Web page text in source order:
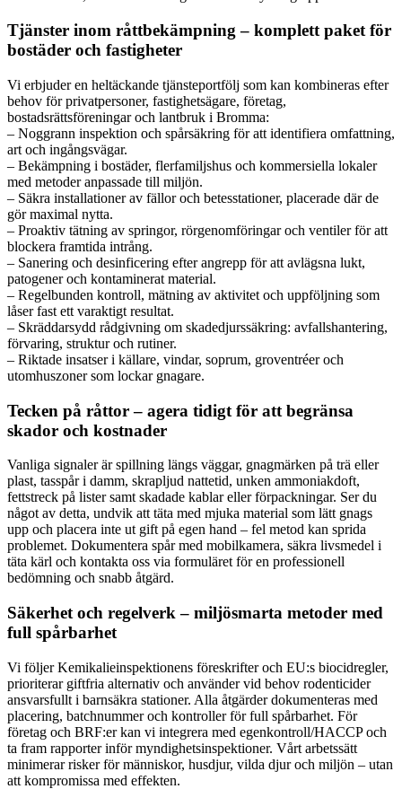
Tjänster inom råttbekämpning – komplett paket för
bostäder och fastigheter
Vi erbjuder en heltäckande tjänsteportfölj som kan kombineras efter
behov för privatpersoner, fastighetsägare, företag,
bostadsrättsföreningar och lantbruk i Bromma:
– Noggrann inspektion och spårsäkring för att identifiera omfattning,
art och ingångsvägar.
– Bekämpning i bostäder, flerfamiljshus och kommersiella lokaler
med metoder anpassade till miljön.
– Säkra installationer av fällor och betesstationer, placerade där de
gör maximal nytta.
– Proaktiv tätning av springor, rörgenomföringar och ventiler för att
blockera framtida intrång.
– Sanering och desinficering efter angrepp för att avlägsna lukt,
patogener och kontaminerat material.
– Regelbunden kontroll, mätning av aktivitet och uppföljning som
låser fast ett varaktigt resultat.
– Skräddarsydd rådgivning om skadedjurssäkring: avfallshantering,
förvaring, struktur och rutiner.
– Riktade insatser i källare, vindar, soprum, groventréer och
utomhuszoner som lockar gnagare.
Tecken på råttor – agera tidigt för att begränsa
skador och kostnader
Vanliga signaler är spillning längs väggar, gnagmärken på trä eller
plast, tasspår i damm, skrapljud nattetid, unken ammoniakdoft,
fettstreck på lister samt skadade kablar eller förpackningar. Ser du
något av detta, undvik att täta med mjuka material som lätt gnags
upp och placera inte ut gift på egen hand – fel metod kan sprida
problemet. Dokumentera spår med mobilkamera, säkra livsmedel i
täta kärl och kontakta oss via formuläret för en professionell
bedömning och snabb åtgärd.
Säkerhet och regelverk – miljösmarta metoder med
full spårbarhet
Vi följer Kemikalieinspektionens föreskrifter och EU:s biocidregler,
prioriterar giftfria alternativ och använder vid behov rodenticider
ansvarsfullt i barnsäkra stationer. Alla åtgärder dokumenteras med
placering, batchnummer och kontroller för full spårbarhet. För
företag och BRF:er kan vi integrera med egenkontroll/HACCP och
ta fram rapporter inför myndighetsinspektioner. Vårt arbetssätt
minimerar risker för människor, husdjur, vilda djur och miljön – utan
att kompromissa med effekten.